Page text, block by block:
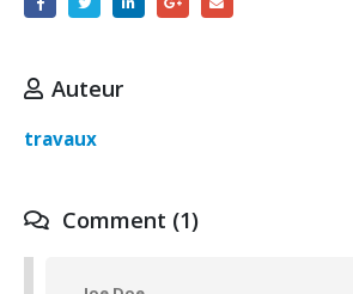
Auteur
travaux
Comment (1)